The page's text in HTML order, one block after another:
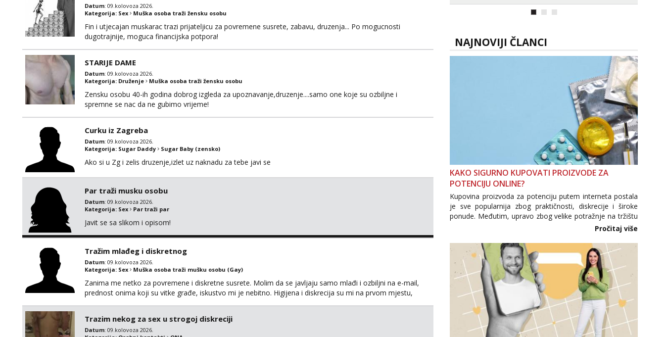
Datum: 09.kolovoza 2026.
Kategorija: Sex Muška osoba traži žensku osobu
Fin i utjecajan muskarac trazi prijateljicu za povremene susrete, zabavu, druzenja... Po mogucnosti
dugotrajnije, moguca financijska potpora!
STARIJE DAME
Datum: 09.kolovoza 2026.
Kategorija: Druženje Muška osoba traži žensku osobu
Zensku osobu 40-ih godina dobrog izgleda za upoznavanje,druzenje....samo one koje su ozbiljne i
spremne se nac da ne gubimo vrijeme!
Curku iz Zagreba
Datum: 09.kolovoza 2026.
Kategorija: Sugar Daddy Sugar Baby (zensko)
Ako si u Zg i zelis druzenje,izlet uz naknadu za tebe javi se
Par traži musku osobu
Datum: 09.kolovoza 2026.
Kategorija: Sex Par traži par
Javit se sa slikom i opisom!
Tražim mlađeg i diskretnog
Datum: 09.kolovoza 2026.
Kategorija: Sex Muška osoba traži mušku osobu (Gay)
Zanima me netko za povremene i diskretne susrete. Molim da se javljaju samo mlađi i ozbiljni na e-mail,
prednost onima koji su vitke građe, iskustvo mi je nebitno. Higijena i diskrecija su mi na prvom mjestu,
Trazim nekog za sex u strogoj diskreciji
Datum: 09.kolovoza 2026.
NAJNOVIJI ČLANCI
KAKO SIGURNO KUPOVATI PROIZVODE ZA
POTENCIJU ONLINE?
Kupovina proizvoda za potenciju putem interneta postala
je sve popularnija zbog praktičnosti, diskrecije i široke
ponude. Međutim, upravo zbog velike potražnje na tržištu
se pojavljuju i brojni krivotvoreni proizvodi, nepouzdane
internetske trgovine te proizvodi nepoznatog podrijetla. ...
Pročitaj više